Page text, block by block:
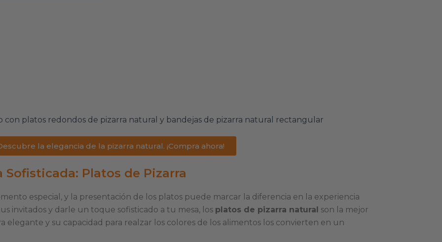
la elegancia de la pizarra natural. ¡Compra ahora!
Sofisticada: Platos de Pizarra
especial, y la presentación de los platos puede marcar la diferencia en la experiencia
invitados y darle un toque sofisticado a tu mesa, los platos de pizarra natural son la mejor
elegante y su capacidad para realzar los colores de los alimentos los convierten en un